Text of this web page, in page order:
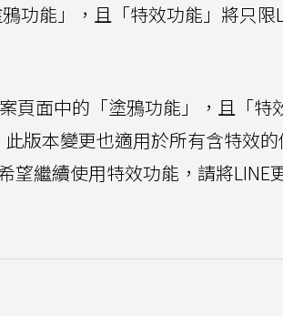
功能」，且「特效功能」將只限
頁面中的「塗鴉功能」，且「特
版本變更也適用於所有含特效
望繼續使用特效功能，請將LINE